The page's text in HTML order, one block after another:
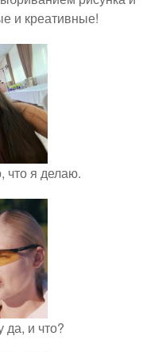
и креативные!
что я делаю.
и что?